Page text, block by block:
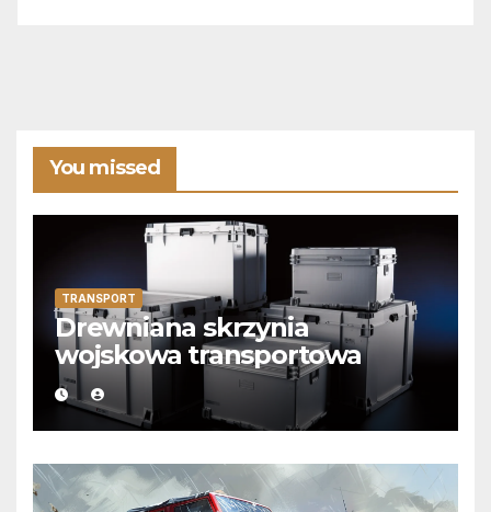
You missed
TRANSPORT
Drewniana skrzynia
wojskowa transportowa